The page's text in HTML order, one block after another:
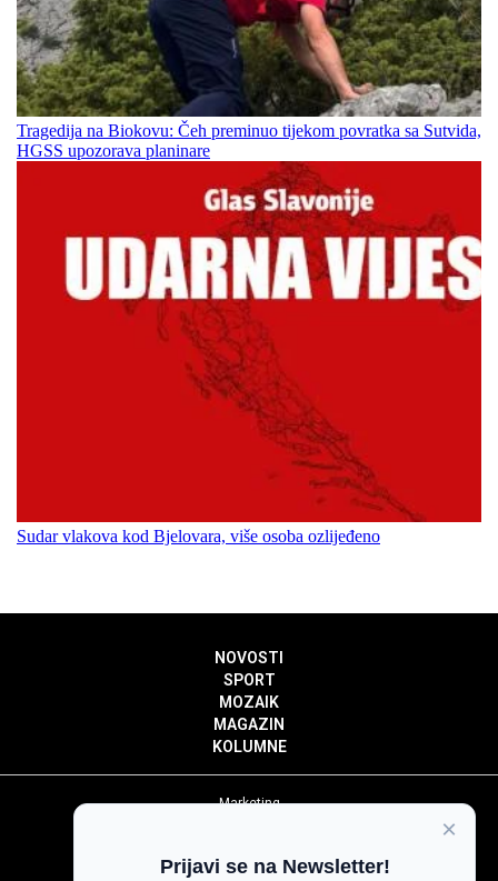
Tragedija na Biokovu: Čeh preminuo tijekom povratka sa Sutvida,
HGSS upozorava planinare
Sudar vlakova kod Bjelovara, više osoba ozlijeđeno
NOVOSTI
SPORT
MOZAIK
MAGAZIN
KOLUMNE
Marketing
Impressum
×
Prijavi se na Newsletter!